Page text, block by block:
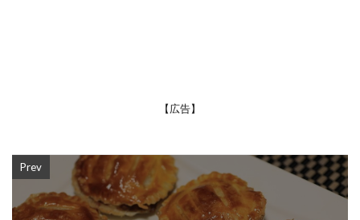
【広告】
Prev